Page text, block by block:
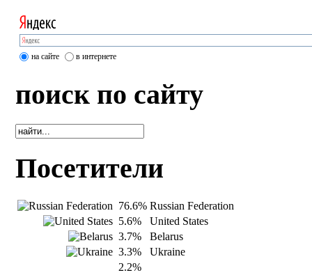
на сайте в интернете
поиск по сайту
Посетители
76.6% Russian Federation
5.6%
United States
3.7%
Belarus
3.3%
Ukraine
2.2%